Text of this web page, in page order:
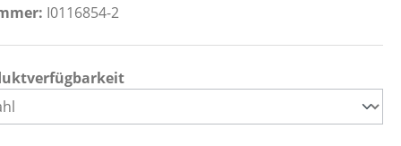
I0116854-2